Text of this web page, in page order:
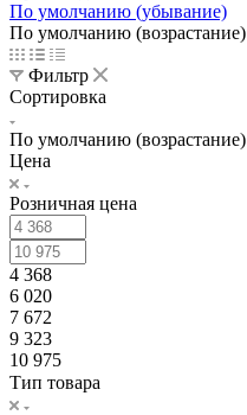
По умолчанию (убывание)
По умолчанию (возрастание)
Фильтр
Сортировка
По умолчанию (возрастание)
Цена
Розничная цена
4 368
6 020
7 672
9 323
10 975
Тип товара